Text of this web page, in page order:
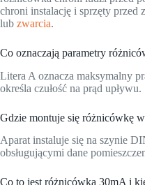
chroni instalację i sprzęty przed
lub zwarcia.
Co oznaczają parametry
Litera A oznacza maksymalny
określa czułość na prąd upływu.
Gdzie montuje się różnicówkę
Aparat instaluje się na szynie
obsługującymi dane
Co to jest różnicówka 30mA i